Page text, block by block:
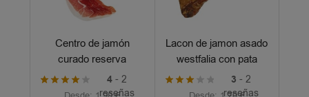
Centro de jamón
curado reserva
4- 2
reseñas
Lacon de jamon asado
westfalia con pata
Tello
3 - 2
reseñas